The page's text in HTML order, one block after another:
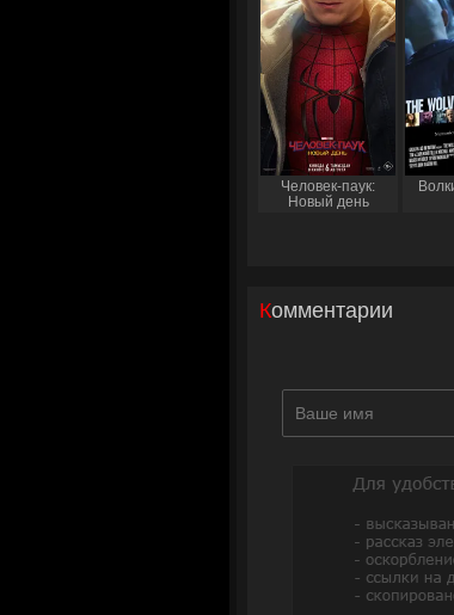
Человек-паук:
Новый день
Комментарии